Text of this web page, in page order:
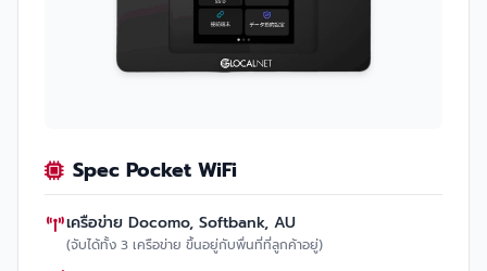
Spec Pocket WiFi
เครือข่าย Docomo, Softbank, AU
(จับได้ทั้ง 3 เครือข่าย ขึ้นอยู่กับพื่นที่ที่ลูกค้าอยู่)